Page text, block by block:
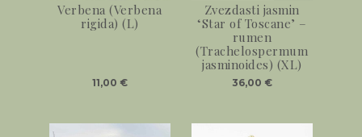
Verbena (Verbena
rigida) (L)
11,00 €
Zvezdasti jasmin
‘Star of Toscane’ –
rumen
(Trachelospermum
jasminoides) (XL)
36,00 €